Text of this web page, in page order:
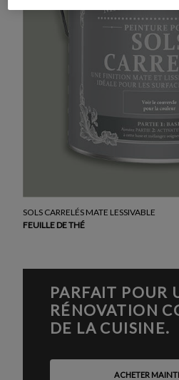
SOLS CARRELÉS MATE LESSIVABLE
FEUILLE DE THÉ
PARFAIT POUR
RÉNOVATION
DE LA CUISINE.
ACHETER